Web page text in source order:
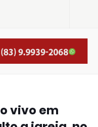
vivo em